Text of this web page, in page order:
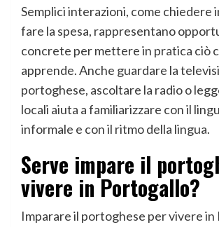
Semplici interazioni, come chiedere
fare la spesa, rappresentano
concrete per mettere in pratica ciò
apprende. Anche guardare la
portoghese, ascoltare la radio o
locali aiuta a familiarizzare con il
informale e con il ritmo della lingua.
Serve impare il
vivere in Portogallo?
Imparare il portoghese per vivere